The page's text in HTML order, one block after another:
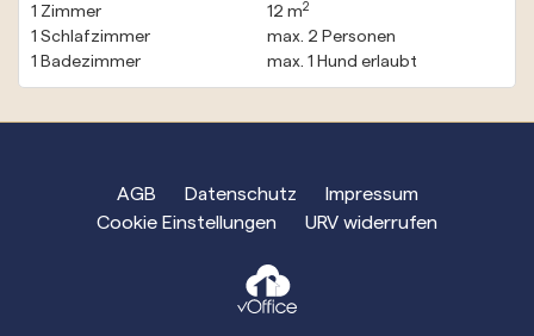
1 Zimmer
1 Schlafzimmer
1 Badezimmer
12 m2
max. 2 Personen
max. 1 Hund erlaubt
AGB Datenschutz
Impressum
Cookie Einstellungen
URV widerrufen